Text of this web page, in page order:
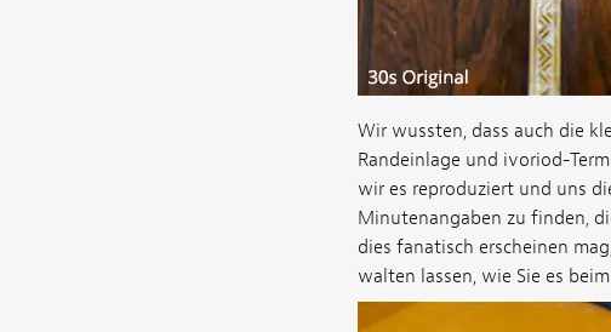
Wir wussten, dass auch die
Randeinlage und ivoriod-
wir es reproduziert und uns
Minutenangaben zu finden,
dies fanatisch erscheinen
walten lassen, wie Sie es